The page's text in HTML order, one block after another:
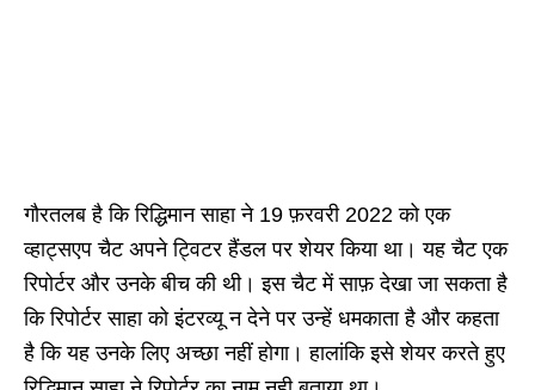
गौरतलब है कि रिद्धिमान साहा ने 19 फ़रवरी 2022 को एक
व्हाट्सएप चैट अपने ट्विटर हैंडल पर शेयर किया था। यह चैट एक
रिपोर्टर और उनके बीच की थी। इस चैट में साफ़ देखा जा सकता है
कि रिपोर्टर साहा को इंटरव्यू न देने पर उन्हें धमकाता है और कहता
है कि यह उनके लिए अच्छा नहीं होगा। हालांकि इसे शेयर करते हुए